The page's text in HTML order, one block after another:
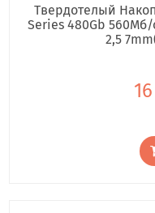
Твердотелый
Series 480Gb 560Мб/
2,5